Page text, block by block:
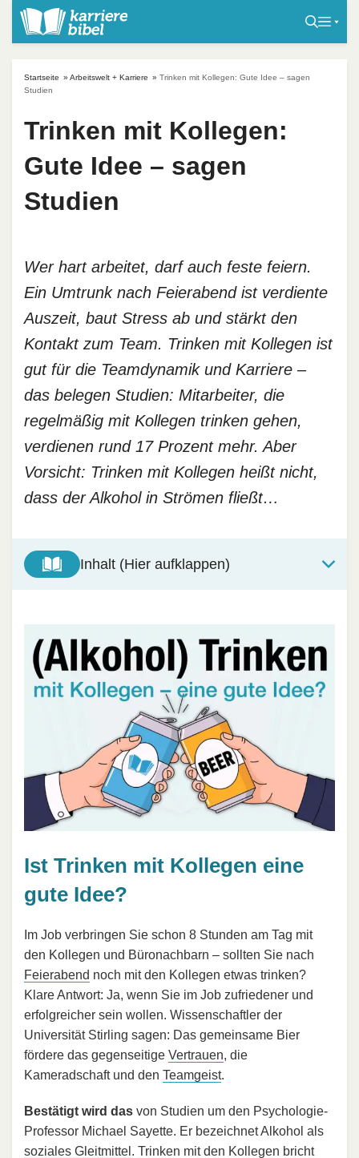
Startseite » Arbeitswelt + Karriere » Trinken mit Kollegen: Gute Idee – sagen
Studien
Trinken mit Kollegen:
Gute Idee – sagen
Studien
Wer hart arbeitet, darf auch feste feiern.
Ein Umtrunk nach Feierabend ist verdiente
Auszeit, baut Stress ab und stärkt den
Kontakt zum Team. Trinken mit Kollegen ist
gut für die Teamdynamik und Karriere –
das belegen Studien: Mitarbeiter, die
regelmäßig mit Kollegen trinken gehen,
verdienen rund 17 Prozent mehr. Aber
Vorsicht: Trinken mit Kollegen heißt nicht,
dass der Alkohol in Strömen fließt…
Inhalt (Hier aufklappen)
Ist Trinken mit Kollegen eine
gute Idee?
Im Job verbringen Sie schon 8 Stunden am Tag mit
den Kollegen und Büronachbarn – sollten Sie nach
Feierabend noch mit den Kollegen etwas trinken?
Klare Antwort: Ja, wenn Sie im Job zufriedener und
erfolgreicher sein wollen. Wissenschaftler der
Universität Stirling sagen: Das gemeinsame Bier
fördere das gegenseitige Vertrauen, die
Kameradschaft und den Teamgeist.
Bestätigt wird das von Studien um den Psychologie-
Professor Michael Sayette. Er bezeichnet Alkohol als
soziales Gleitmittel . Trinken mit den Kollegen bricht